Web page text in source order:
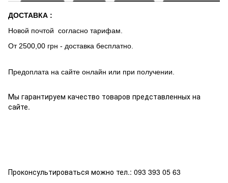
ДОСТАВКА :
Новой почтой согласно тарифам.
От 2500,00 грн - доставка бесплатно.
Предоплата на сайте онлайн или при получении.
Мы гарантируем качество товаров представленных на
сайте.
Проконсультироваться можно тел.: 093 393 05 63